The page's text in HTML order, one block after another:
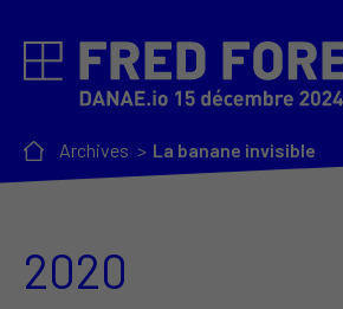
Archives La banane invisible
2020